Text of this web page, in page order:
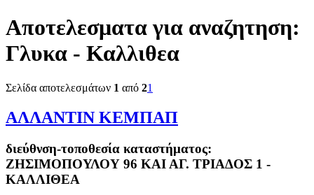
Αποτελεσματα για αναζητηση:
Γλυκα - Καλλιθεα
Σελίδα αποτελεσμάτων 1 από 21
ΑΛΛΑΝΤΙΝ ΚΕΜΠΑΠ
διεύθνση-τοποθεσία καταστήματος:
ΖΗΣΙΜΟΠΟΥΛΟΥ 96 ΚΑΙ ΑΓ. ΤΡΙΑΔΟΣ 1 -
ΚΑΛΛΙΘΕΑ